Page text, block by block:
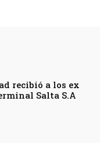
recibió a los ex
Salta S.A